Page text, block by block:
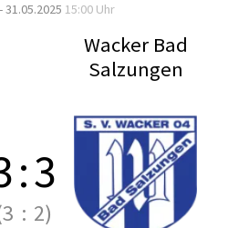
31.05.2025 15:00 Uhr
Wacker Bad
Salzungen
:3
: 2)